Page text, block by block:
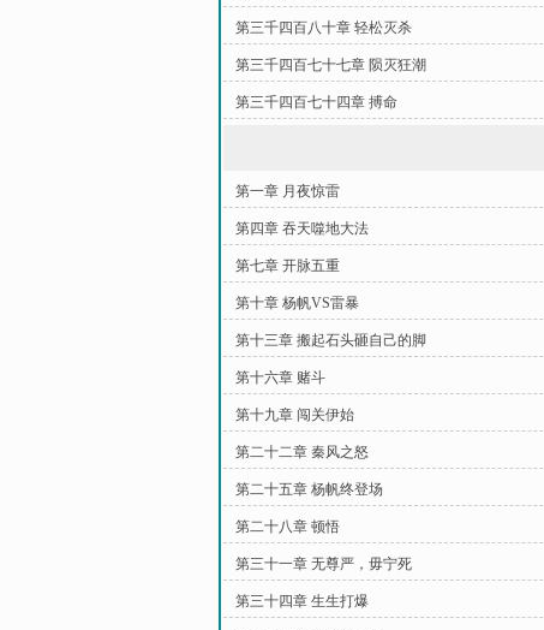
第三千四百八十章 轻松灭杀
第三千四百七十七章 陨灭狂潮
第三千四百七十四章 搏命
第一章 月夜惊雷
第四章 吞天噬地大法
第七章 开脉五重
第十章 杨帆VS雷暴
第十三章 搬起石头砸自己的脚
第十六章 赌斗
第十九章 闯关伊始
第二十二章 秦风之怒
第二十五章 杨帆终登场
第二十八章 顿悟
第三十一章 无尊严，毋宁死
第三十四章 生生打爆